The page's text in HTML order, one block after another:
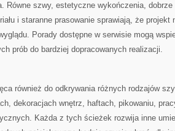
Równe szwy, estetyczne wykończenia, dobrze
i staranne prasowanie sprawiają, że projekt
Porady dostępne w serwisie mogą
prób do bardziej dopracowanych realizacji.
również do odkrywania różnych rodzajów
dekoracjach wnętrz, haftach, pikowaniu,
Każda z tych ścieżek rozwija inne